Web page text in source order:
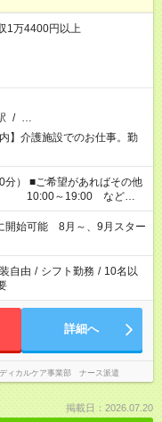
万4400円以上
/ …
】介護施設でのお仕事。勤
その他
10:00～19:00 など
裕を持って夕飯の準備がし
」 など、ご希望があれば教
勤務時間。 合計で週40時
開始可能 8月～、9月スター
自由 / シフト勤務 / 10名以
詳細へ
ィカルケア事業部 ナース派遣
掲載日：2026.07.20